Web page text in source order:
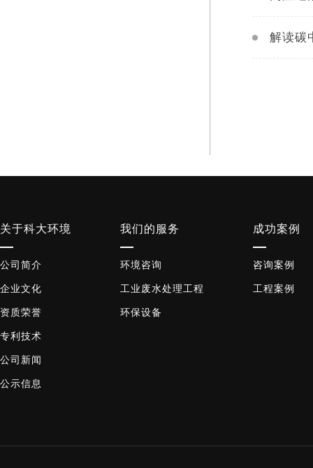
解读碳
关于科大环境
公司简介
企业文化
资质荣誉
专利技术
公司新闻
公示信息
我们的服务
环境咨询
工业废水处理工程
环保设备
成功案例
咨询案例
工程案例